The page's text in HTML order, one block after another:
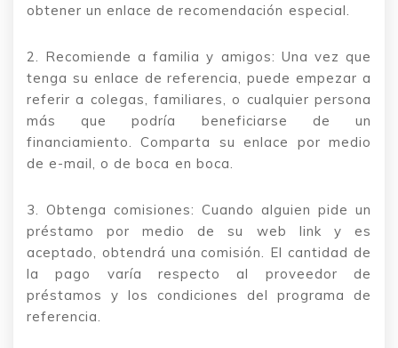
obtener un enlace de recomendación especial.
2. Recomiende a familia y amigos: Una vez que
tenga su enlace de referencia, puede empezar a
referir a colegas, familiares, o cualquier persona
más que podría beneficiarse de un
financiamiento. Comparta su enlace por medio
de e-mail, o de boca en boca.
3. Obtenga comisiones: Cuando alguien pide un
préstamo por medio de su web link y es
aceptado, obtendrá una comisión. El cantidad de
la pago varía respecto al proveedor de
préstamos y los condiciones del programa de
referencia.